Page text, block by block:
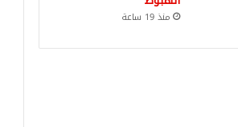
منذ 19 ساعة